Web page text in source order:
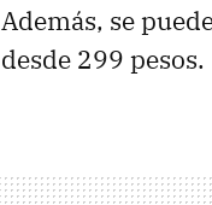
Además, se
desde 299 pesos.